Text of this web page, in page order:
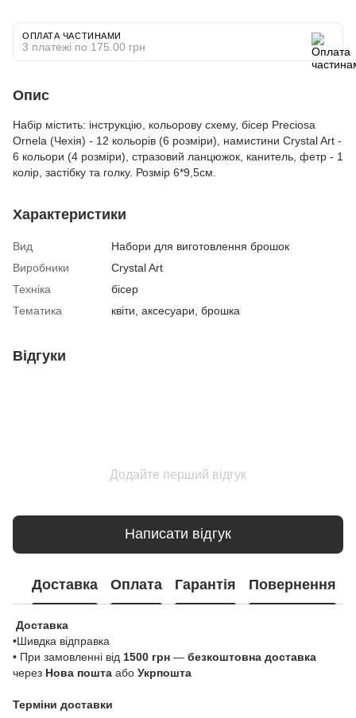
ОПЛАТА ЧАСТИНАМИ
3 платежі по 175.00 грн
Опис
Набір містить: інструкцію, кольорову схему, бісер Preciosa
Ornela (Чехія) - 12 кольорів (6 розміри), намистини Crystal Art -
6 кольори (4 розміри), стразовий ланцюжок, канитель, фетр - 1
колір, застібку та голку. Розмір 6*9,5см.
Характеристики
Вид
Набори для виготовлення брошок
Виробники
Crystal Art
Техніка
бісер
Тематика
квіти, аксесуари, брошка
Відгуки
Додайте перший відгук
Написати відгук
Доставка Оплата Гарантія Повернення
Доставка
•Шивдка відправка
• При замовленні від 1500 грн — безкоштовна доставка
через Нова пошта або Укрпошта
Терміни доставки